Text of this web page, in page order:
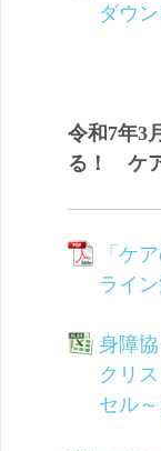
ダウン
令和7年3
る！ ケ
「ケ
ライ
身障
クリ
セル～